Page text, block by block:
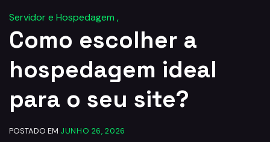
Servidor e Hospedagem ,
Como escolher a
hospedagem ideal
para o seu site?
POSTADO EM JUNHO 26, 2026